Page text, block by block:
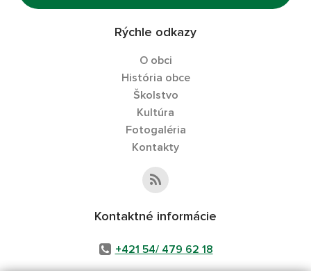
Rýchle odkazy
O obci
História obce
Školstvo
Kultúra
Fotogaléria
Kontakty
Kontaktné informácie
+421 54/ 479 62 18